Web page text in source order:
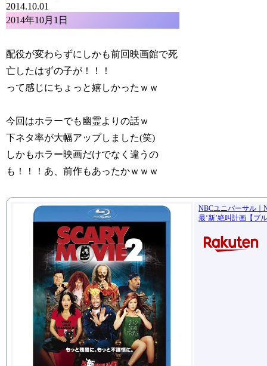
2014.10.01
2014年10月1日
配役が変わらずにしかも前回映画館で死
亡したはずの子が！！！
って感じにちょっと嬉しかったｗｗ
今回はホラーでも幽霊よりの話ｗ
下ネタ率が大幅アップしました(笑)
しかもホラー映画だけでなく違うの
も！！！あ、前作もあったかｗｗｗ
NBCユニバーサル｜
最‘新’絶叫計画【ブ